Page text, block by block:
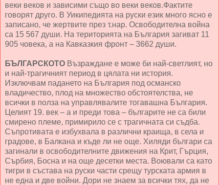
веки веков и зависими също во веки веков.Фактите
говорят друго. В Уикипедията на руски език много ясно е
записано, че жертвите през т.нар. Освободителна война
са 15 567 души. На територията на България загиват 11
905 човека, а на Кавказкия фронт – 3662 души.
БЪЛГАРСКОТО Възраждане е може би най-светлият, но
и най-трагичният период в цялата ни история.
Изключвам падането на България под османско
владичество, плод на множество обстоятелства, не
всички в полза на управлявалите тогавашна България.
Целият 19. век – а и преди това – българите не са били
смирено племе, примирило се с трагичната си съдба.
Съпротивата е избухвала в различни краища, в села и
градове, в Балкана и къде ли не още. Хиляди българи са
загинали в освободителните движения на Крит, Гърция,
Сърбия, Босна и на още десетки места. Воювали са като
тигри в състава на руски части срещу турската армия в
не една и две войни. Дори не знаем за всички тях, да не